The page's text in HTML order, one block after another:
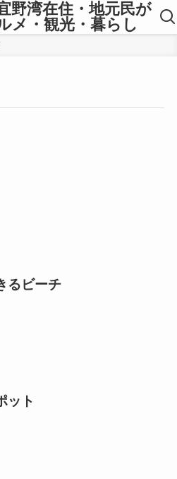
野湾在住・地元民が
メ・観光・暮らし
るビーチ
ット